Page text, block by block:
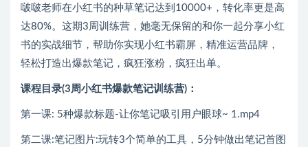
啵啵老师在小红书的种草笔记达到10000+，转化率更是高
达80%。这期3周训练营，她毫无保留的和你一起分享小红
书的实战细节，帮助你实现小红书霸屏，精准运营品牌，
轻松打造出爆款笔记，疯狂涨粉，疯狂出单。
课程目录(3周小红书爆款笔记训练营)：
第一课: 5种爆款标题-让你笔记吸引用户眼球~ 1.mp4
第二课:笔记图片:玩转3个简单的工具，5分钟做出笔记首图